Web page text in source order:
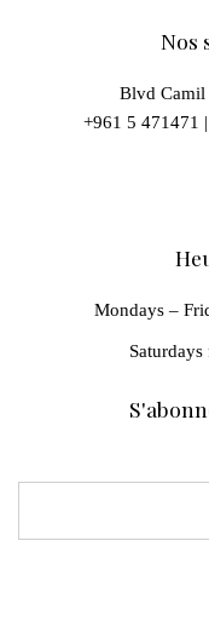
Nos
Blvd Camil
+961 5 471471 |
Mondays –